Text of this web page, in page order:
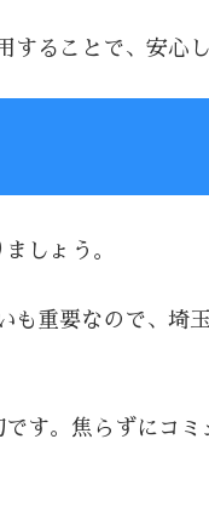
ることで、安心
しょう。
重要なので、埼
す。焦らずにコ